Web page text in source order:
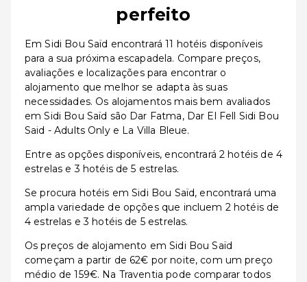
perfeito
Em Sidi Bou Saïd encontrará 11 hotéis disponíveis
para a sua próxima escapadela. Compare preços,
avaliações e localizações para encontrar o
alojamento que melhor se adapta às suas
necessidades. Os alojamentos mais bem avaliados
em Sidi Bou Saïd são Dar Fatma, Dar El Fell Sidi Bou
Said - Adults Only e La Villa Bleue.
Entre as opções disponíveis, encontrará 2 hotéis de 4
estrelas e 3 hotéis de 5 estrelas.
Se procura hotéis em Sidi Bou Saïd, encontrará uma
ampla variedade de opções que incluem 2 hotéis de
4 estrelas e 3 hotéis de 5 estrelas.
Os preços de alojamento em Sidi Bou Saïd
começam a partir de 62€ por noite, com um preço
médio de 159€. Na Traventia pode comparar todos